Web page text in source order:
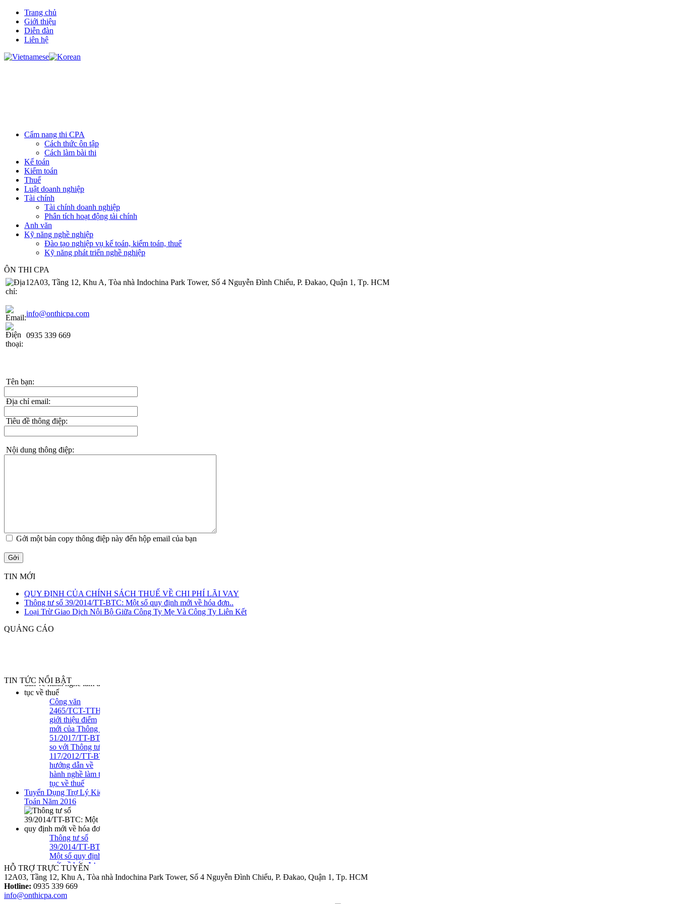
Trang chủ
Giới thiệu
Diễn đàn
Liên hệ
Cẩm nang thi CPA
Cách thức ôn tập
Cách làm bài thi
Kế toán
Kiểm toán
Thuế
Luật doanh nghiệp
Tài chính
Tài chính doanh nghiệp
Phân tích hoạt động tài chính
Anh văn
Kỹ năng nghề nghiệp
Đào tạo nghiệp vụ kế toán, kiểm toán, thuế
Kỹ năng phát triển nghề nghiệp
ÔN THI CPA
12A03, Tầng 12, Khu A, Tòa nhà Indochina Park Tower, Số 4 Nguyễn Đình Chiểu, P. Đakao, Quận 1, Tp. HCM
info@onthicpa.com
0935 339 669
Tên bạn:
Địa chỉ email:
Tiêu đề thông điệp:
Nội dung thông điệp:
Gởi một bản copy thông điệp này đến hộp email của bạn
Gởi
TIN MỚI
QUY ĐỊNH CỦA CHÍNH SÁCH THUẾ VỀ CHI PHÍ LÃI VAY
Thông tư số 39/2014/TT-BTC: Một số quy định mới về hóa đơn..
Loại Trừ Giao Dịch Nội Bộ Giữa Công Ty Mẹ Và Công Ty Liên Kết
QUẢNG CÁO
TIN TỨC NỔI BẬT
QUY ĐỊNH CỦA
CHÍNH SÁCH THUẾ
VỀ CHI PHÍ LÃI VAY
Công văn
2465/TCT-TTHT
giới thiệu điểm
mới của Thông tư
51/2017/TT-BTC
so với Thông tư
117/2012/TT-BTC
hướng dẫn về
hành nghề làm thủ
tục về thuế
Tuyển Dụng Trợ Lý Kiểm
Toán Năm 2016
Thông tư số
39/2014/TT-BTC:
Một số quy định
mới về hóa đơn..
Loại Trừ Giao
Dịch Nội Bộ Giữa
HỖ TRỢ TRỰC TUYẾN
12A03, Tầng 12, Khu A, Tòa nhà Indochina Park Tower, Số 4 Nguyễn Đình Chiểu, P. Đakao, Quận 1, Tp. HCM
Hotline: 0935 339 669
info@onthicpa.com